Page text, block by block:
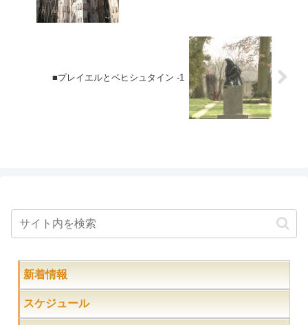
■プレイエルとベヒシュタイン -1
新着情報
スケジュール